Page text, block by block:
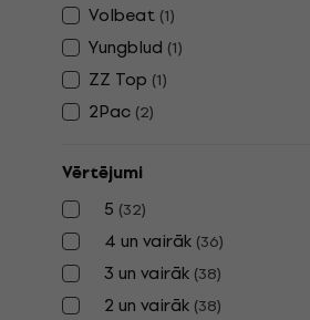
Volbeat (1)
Yungblud (1)
ZZ Top (1)
2Pac (2)
Vērtējumi
5 (32)
4 un vairāk (36)
3 un vairāk (38)
2 un vairāk (38)